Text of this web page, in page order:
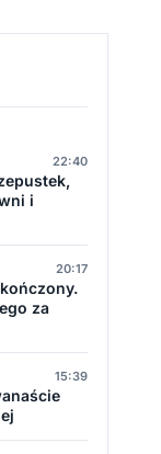
22:40
i
20:17
za
15:39